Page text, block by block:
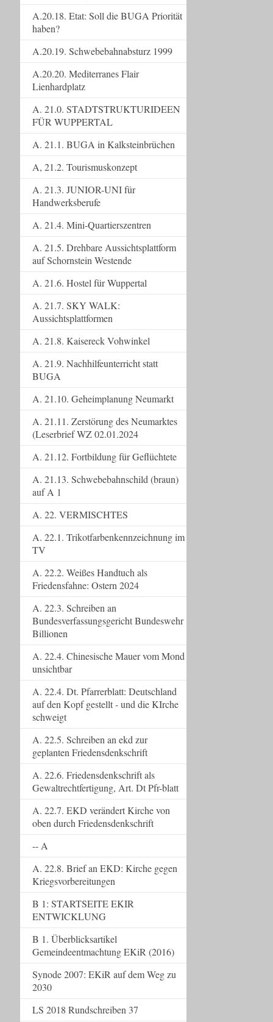
A.20.18. Etat: Soll die BUGA Priorität
haben?
A.20.19. Schwebebahnabsturz 1999
A.20.20. Mediterranes Flair
Lienhardplatz
A. 21.0. STADTSTRUKTURIDEEN
FÜR WUPPERTAL
A. 21.1. BUGA in Kalksteinbrüchen
A, 21.2. Tourismuskonzept
A. 21.3. JUNIOR-UNI für
Handwerksberufe
A. 21.4. Mini-Quartierszentren
A. 21.5. Drehbare Aussichtsplattform
auf Schornstein Westende
A. 21.6. Hostel für Wuppertal
A. 21.7. SKY WALK:
Aussichtsplattformen
A. 21.8. Kaisereck Vohwinkel
A. 21.9. Nachhilfeunterricht statt
BUGA
A. 21.10. Geheimplanung Neumarkt
A. 21.11. Zerstörung des Neumarktes
(Leserbrief WZ 02.01.2024
A. 21.12. Fortbildung für Geflüchtete
A. 21.13. Schwebebahnschild (braun)
auf A 1
A. 22. VERMISCHTES
A. 22.1. Trikotfarbenkennzeichnung im
TV
A. 22.2. Weißes Handtuch als
Friedensfahne: Ostern 2024
A. 22.3. Schreiben an
Bundesverfassungsgericht Bundeswehr
Billionen
A. 22.4. Chinesische Mauer vom Mond
unsichtbar
A. 22.4. Dt. Pfarrerblatt: Deutschland
auf den Kopf gestellt - und die KIrche
schweigt
A. 22.5. Schreiben an ekd zur
geplanten Friedensdenkschrift
A. 22.6. Friedensdenkschrift als
Gewaltrechtfertigung, Art. Dt Pfr-blatt
A. 22.7. EKD verändert Kirche von
oben durch Friedensdenkschrift
-- A
A. 22.8. Brief an EKD: Kirche gegen
Kriegsvorbereitungen
B 1: STARTSEITE EKIR
ENTWICKLUNG
B 1. Überblicksartikel
Gemeindeentmachtung EKiR (2016)
Synode 2007: EKiR auf dem Weg zu
2030
LS 2018 Rundschreiben 37